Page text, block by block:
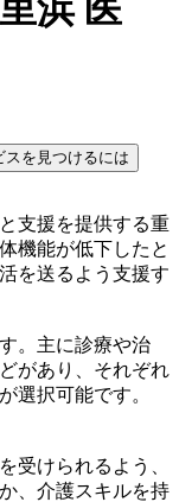
浜 医
スを見つけるには
支援を提供する重
機能が低下したと
を送るよう支援す
。主に診療や治
があり、それぞれ
選択可能です。
受けられるよう、
、介護スキルを持